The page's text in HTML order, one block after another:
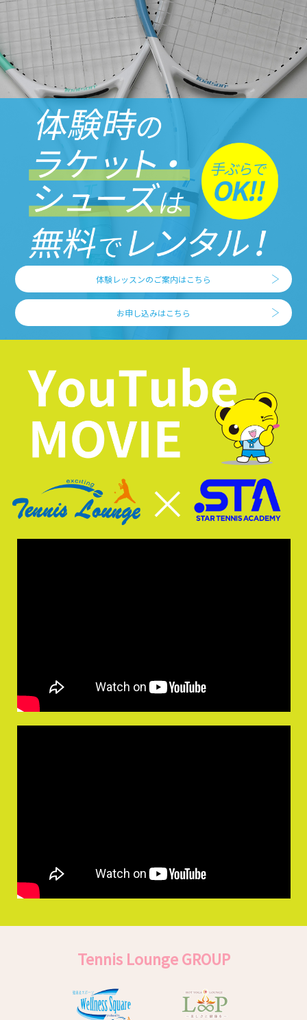
体験レッスンのご案内はこちら
お申し込みはこちら
Tennis Lounge GROUP